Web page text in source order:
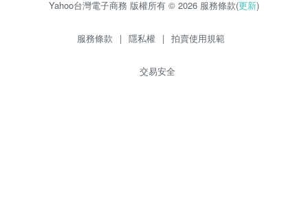
Yahoo台灣電子商務 版權所有 © 2026 服務條款(更新)
服務條款 | 隱私權 | 拍賣使用規範
交易安全